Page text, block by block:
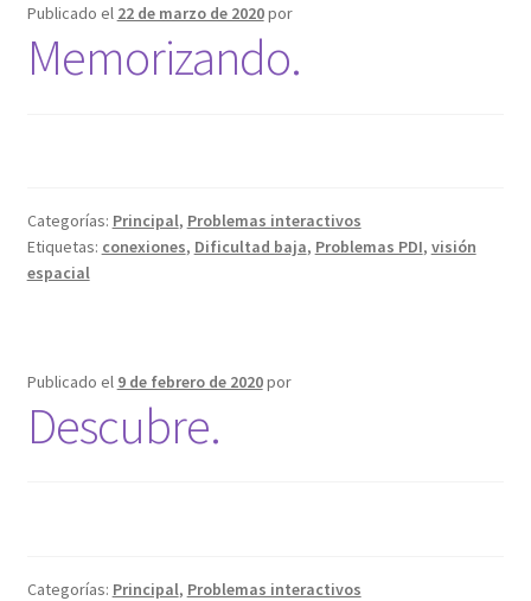
Publicado el 22 de marzo de 2020por
Memorizando.
Categorías: Principal, Problemas interactivos
Etiquetas: conexiones, Dificultad baja, Problemas PDI, visión
espacial
Publicado el 9 de febrero de 2020por
Descubre.
Categorías: Principal, Problemas interactivos